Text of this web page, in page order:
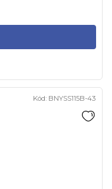
Kód: BNYSS115B-43